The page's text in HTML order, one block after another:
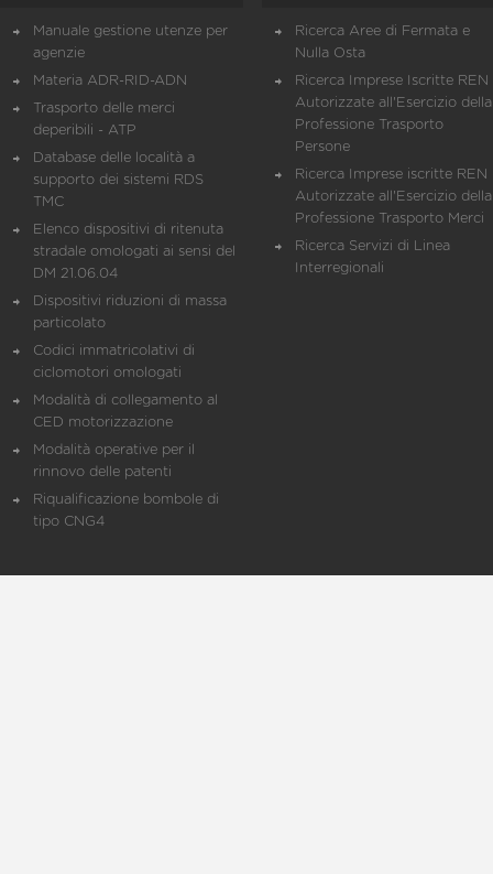
Manuale gestione utenze per
agenzie
Materia ADR-RID-ADN
Trasporto delle merci
deperibili - ATP
Database delle località a
supporto dei sistemi RDS
TMC
Elenco dispositivi di ritenuta
stradale omologati ai sensi del
DM 21.06.04
Dispositivi riduzioni di massa
particolato
Codici immatricolativi di
ciclomotori omologati
Modalità di collegamento al
CED motorizzazione
Modalità operative per il
rinnovo delle patenti
Riqualificazione bombole di
tipo CNG4
Ricerca Aree di Fermata e
Nulla Osta
Ricerca Imprese Iscritte REN
Autorizzate all'Esercizio della
Professione Trasporto
Persone
Ricerca Imprese iscritte REN
Autorizzate all'Esercizio della
Professione Trasporto Merci
Ricerca Servizi di Linea
Interregionali